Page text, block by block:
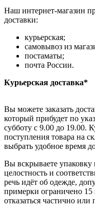
Наш интернет-магазин
доставки:
курьерская;
самовывоз из
постаматы;
почта России.
Курьерская доставка*
Вы можете заказать
который прибудет по
субботу с 9.00 до 19.00.
поступления товара на
выбрать удобное время
Вы вскрываете упаковку
целостность и
речь идёт об одежде,
примерки ограничено
отказаться частично